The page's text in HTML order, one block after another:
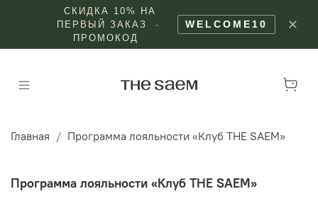
СКИДКА 10% НА
ПЕРВЫЙ ЗАКАЗ ·
ПРОМОКОД
WELCOME10 ✕
Главная Программа лояльности «Клуб THE SAEM»
Программа лояльности «Клуб THE SAEM»